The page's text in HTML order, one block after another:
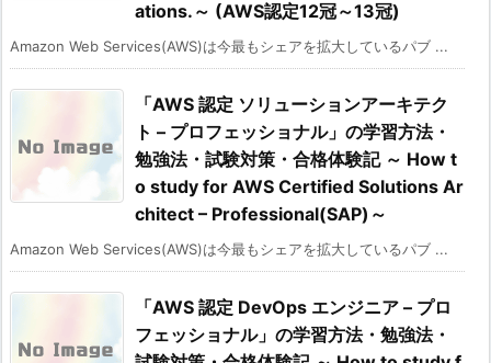
ations.～ (AWS認定12冠～13冠)
Amazon Web Services(AWS)は今最もシェアを拡大しているパブ ...
「AWS 認定 ソリューションアーキテク
ト – プロフェッショナル」の学習方法・
勉強法・試験対策・合格体験記 ～ How t
o study for AWS Certified Solutions Ar
chitect – Professional(SAP)～
Amazon Web Services(AWS)は今最もシェアを拡大しているパブ ...
「AWS 認定 DevOps エンジニア – プロ
フェッショナル」の学習方法・勉強法・